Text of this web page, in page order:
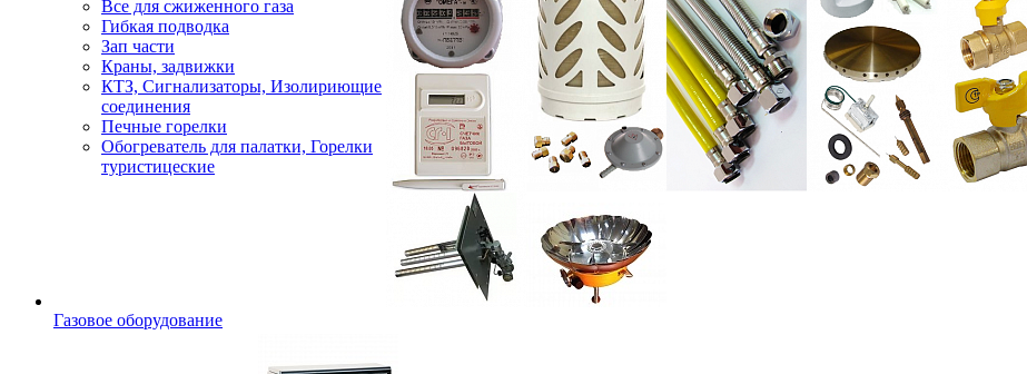
Все для сжиженного газа
Гибкая подводка
Зап части
Краны, задвижки
КТЗ, Сигнализаторы, Изолириющие
соединения
Печные горелки
Обогреватель для палатки, Горелки
туристицеские
Газовое оборудование